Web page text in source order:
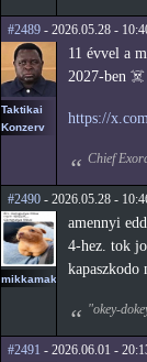
#2489 - 2026.05.28 -
Taktikai
Konzerv
11 évvel a
2027-ben ☠️
https://
Chief
#2490 - 2026.05.28 -
mikkamakka
amennyi
4-hez. tok
kapaszkodo
"okey-
#2491 - 2026.06.01 -